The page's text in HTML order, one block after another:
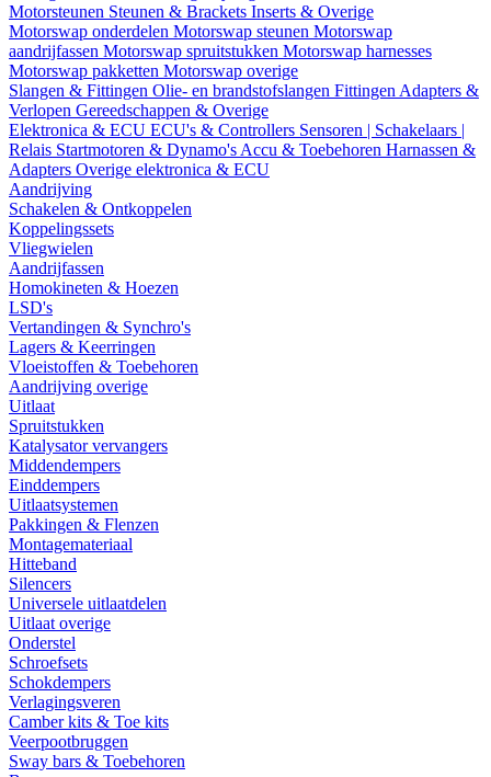
Motorsteunen Steunen & Brackets Inserts & Overige
Motorswap onderdelen Motorswap steunen Motorswap
aandrijfassen Motorswap spruitstukken Motorswap harnesses
Motorswap pakketten Motorswap overige
Slangen & Fittingen Olie- en brandstofslangen Fittingen Adapters &
Verlopen Gereedschappen & Overige
Elektronica & ECU ECU's & Controllers Sensoren | Schakelaars |
Relais Startmotoren & Dynamo's Accu & Toebehoren Harnassen &
Adapters Overige elektronica & ECU
Aandrijving
Schakelen & Ontkoppelen
Koppelingssets
Vliegwielen
Aandrijfassen
Homokineten & Hoezen
LSD's
Vertandingen & Synchro's
Lagers & Keerringen
Vloeistoffen & Toebehoren
Aandrijving overige
Uitlaat
Spruitstukken
Katalysator vervangers
Middendempers
Einddempers
Uitlaatsystemen
Pakkingen & Flenzen
Montagemateriaal
Hitteband
Silencers
Universele uitlaatdelen
Uitlaat overige
Onderstel
Schroefsets
Schokdempers
Verlagingsveren
Camber kits & Toe kits
Veerpootbruggen
Sway bars & Toebehoren